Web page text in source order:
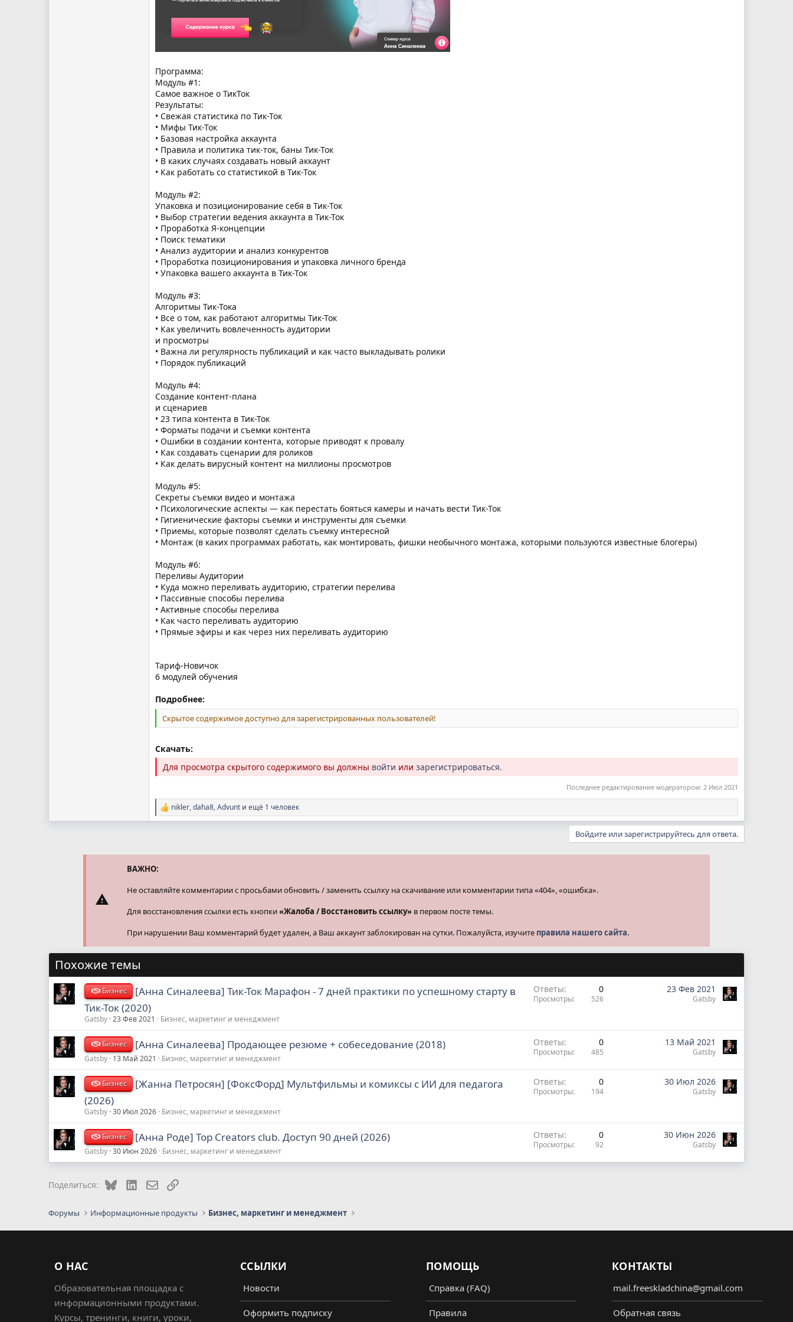
Программа:
Модуль #1:
Самое важное о ТикТок
Результаты:
• Свежая статистика по Тик-Ток
• Мифы Тик-Ток
• Базовая настройка аккаунта
• Правила и политика тик-ток, баны Тик-Ток
• В каких случаях создавать новый аккаунт
• Как работать со статистикой в Тик-Ток
Модуль #2:
Упаковка и позиционирование себя в Тик-Ток
• Выбор стратегии ведения аккаунта в Тик-Ток
• Проработка Я-концепции
• Поиск тематики
• Анализ аудитории и анализ конкурентов
• Проработка позиционирования и упаковка личного бренда
• Упаковка вашего аккаунта в Тик-Ток
Модуль #3:
Алгоритмы Тик-Тока
• Все о том, как работают алгоритмы Тик-Ток
• Как увеличить вовлеченность аудитории
и просмотры
• Важна ли регулярность публикаций и как часто выкладывать ролики
• Порядок публикаций
Модуль #4:
Создание контент-плана
и сценариев
• 23 типа контента в Тик-Ток
• Форматы подачи и съемки контента
• Ошибки в создании контента, которые приводят к провалу
• Как создавать сценарии для роликов
• Как делать вирусный контент на миллионы просмотров
Модуль #5:
Секреты съемки видео и монтажа
• Психологические аспекты — как перестать бояться камеры и начать вести Тик-Ток
• Гигиенические факторы съемки и инструменты для съемки
• Приемы, которые позволят сделать съемку интересной
• Монтаж (в каких программах работать, как монтировать, фишки необычного монтажа, которыми пользуются известные блогеры)
Модуль #6:
Переливы Аудитории
• Куда можно переливать аудиторию, стратегии перелива
• Пассивные способы перелива
• Активные способы перелива
• Как часто переливать аудиторию
• Прямые эфиры и как через них переливать аудиторию
Тариф-Новичок
6 модулей обучения
Подробнее:
Скрытое содержимое доступно для зарегистрированных пользователей!
Скачать:
Для просмотра скрытого содержимого вы должны войти или зарегистрироваться.
Последнее редактирование модератором: 2 Июл 2021
Р
е
nikler,daha8,Advunt и ещё 1 человек
Войдите или зарегистрируйтесь для ответа.
ВАЖНО:
Не оставляйте комментарии с просьбами обновить / заменить ссылку на скачивание или комментарии типа «404», «ошибка».
Для восстановления ссылки есть кнопки«Жалоба / Восстановить ссылку» в первом посте темы.
При нарушении Ваш комментарий будет удален, а Ваш аккаунт заблокирован на сутки. Пожалуйста, изучите правила нашего сайта.
Похожие темы
Бизнес
[Анна Синалеева] Тик-Ток Марафон - 7 дней практики по успешному старту в
Тик-Ток (2020)
Gatsby 23 Фев 2021 Бизнес, маркетинг и менеджмент
Ответы 0
Просмотры 526
23 Фев 2021
Gatsby
Бизнес [Анна Синалеева] Продающее резюме + собеседование (2018)
Gatsby 13 Май 2021 Бизнес, маркетинг и менеджмент
Ответы 0
Просмотры 485
13 Май 2021
Gatsby
Бизнес
[Жанна Петросян] [ФоксФорд] Мультфильмы и комиксы с ИИ для педагога
(2026)
Gatsby 30 Июл 2026 Бизнес, маркетинг и менеджмент
Ответы 0
Просмотры 194
30 Июл 2026
Gatsby
Бизнес [Анна Роде] Top Creators club. Доступ 90 дней (2026)
Gatsby 30 Июн 2026 Бизнес, маркетинг и менеджмент
Ответы 0
Просмотры 92
30 Июн 2026
Gatsby
Поделиться: BlueskyLinkedInЭлектронная почта
Ссылка
Форумы Информационные продукты Бизнес, маркетинг и менеджмент
О НАС
Образовательная площадка с
информационными продуктами.
Курсы, тренинги, книги, уроки,
ССЫЛКИ
Новости
Оформить подписку
ПОМОЩЬ
Справка (FAQ)
Правила
КОНТАКТЫ
mail.freeskladchina@gmail.com
Обратная связь